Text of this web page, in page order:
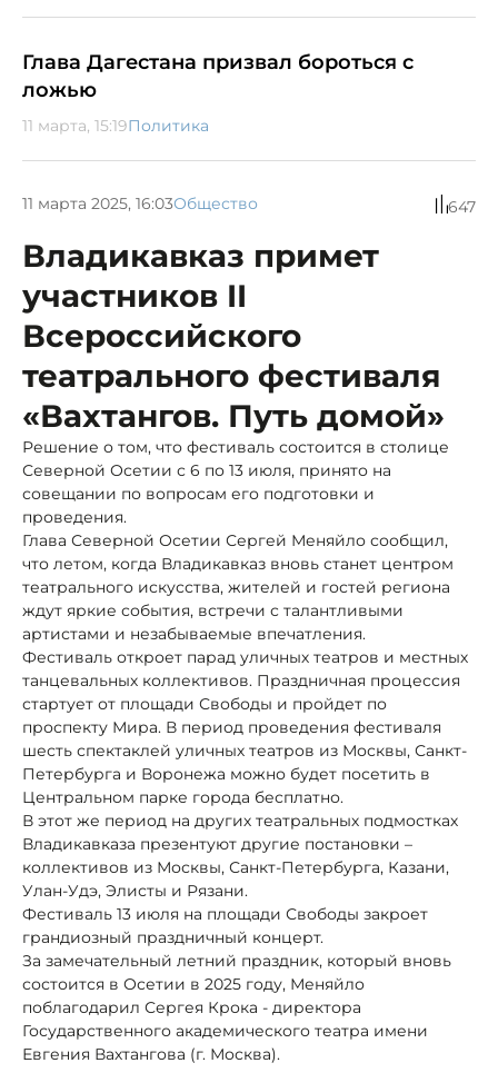
Глава Дагестана призвал бороться с
ложью
11 марта, 15:19Политика
11 марта 2025, 16:03Общество 647
Владикавказ примет
участников II
Всероссийского
театрального фестиваля
«Вахтангов. Путь домой»
Решение о том, что фестиваль состоится в столице
Северной Осетии с 6 по 13 июля, принято на
совещании по вопросам его подготовки и
проведения.
Глава Северной Осетии Сергей Меняйло сообщил,
что летом, когда Владикавказ вновь станет центром
театрального искусства, жителей и гостей региона
ждут яркие события, встречи с талантливыми
артистами и незабываемые впечатления.
Фестиваль откроет парад уличных театров и местных
танцевальных коллективов. Праздничная процессия
стартует от площади Свободы и пройдет по
проспекту Мира. В период проведения фестиваля
шесть спектаклей уличных театров из Москвы, Санкт-
Петербурга и Воронежа можно будет посетить в
Центральном парке города бесплатно.
В этот же период на других театральных подмостках
Владикавказа презентуют другие постановки –
коллективов из Москвы, Санкт-Петербурга, Казани,
Улан-Удэ, Элисты и Рязани.
Фестиваль 13 июля на площади Свободы закроет
грандиозный праздничный концерт.
За замечательный летний праздник, который вновь
состоится в Осетии в 2025 году, Меняйло
поблагодарил Сергея Крока - директора
Государственного академического театра имени
Евгения Вахтангова (г. Москва).